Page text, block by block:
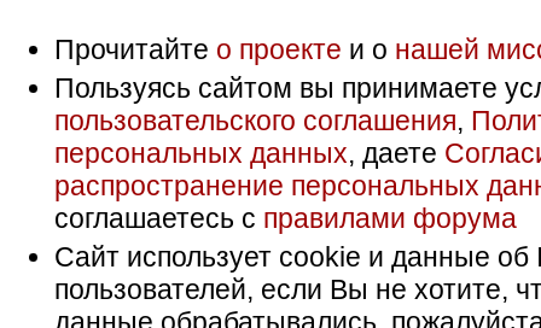
Прочитайте о проекте и о нашей
Пользуясь сайтом вы принимаете
пользовательского соглашения,
персональных данных, даете
распространение персональных
соглашаетесь с правилами форума
Сайт использует cookie и данные об
пользователей, если Вы не хотите,